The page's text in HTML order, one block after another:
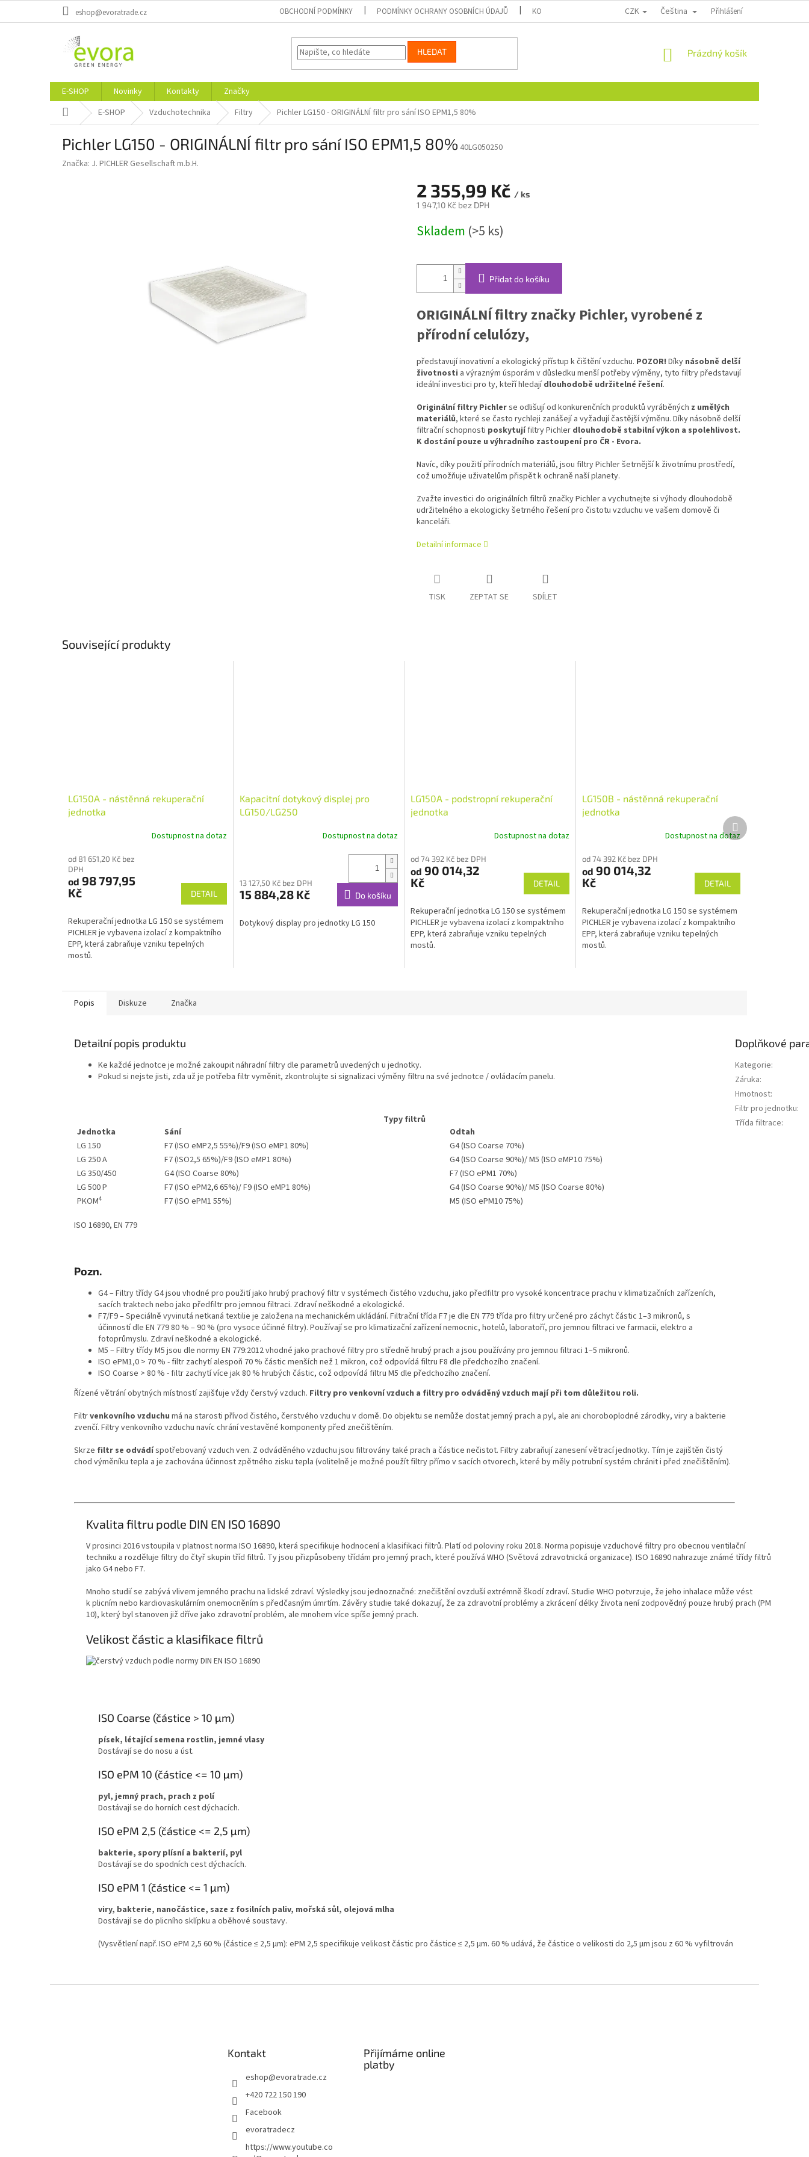
eshop@evoratrade.cz OBCHODNÍ PODMÍNKY PODMÍNKY OCHRANY OSOBNÍCH ÚDAJŮ KONTAKTY CZK Čeština Přihlášení
HLEDAT
NÁKUPNÍ
Prázdný košík
E-SHOP Novinky Kontakty
Značky
Domů E-SHOP Vzduchotechnika Filtry Pichler LG150 - ORIGINÁLNÍ filtr pro sání ISO EPM1,5 80%
Pichler LG150 - ORIGINÁLNÍ filtr pro sání ISO EPM1,5 80% 40LG050250
Značka: J. PICHLER Gesellschaft m.b.H.
2 355,99 Kč / ks
1 947,10 Kč bez DPH
cena:
Skladem (>5 ks)
Přidat do košíku
ORIGINÁLNÍ filtry značky Pichler, vyrobené z
přírodní celulózy,
představují inovativní a ekologický přístup k čištění vzduchu. POZOR! Díky násobně delší
životnosti a výrazným úsporám v důsledku menší potřeby výměny, tyto filtry představují
ideální investici pro ty, kteří hledajídlouhodobě udržitelné řešení.
Originální filtry Pichlerse odlišují od konkurenčních produktů vyráběných z umělých
materiálů, které se často rychleji zanášejí a vyžadují častější výměnu. Díky násobně delší
filtrační schopnosti poskytujífiltry Pichler dlouhodobě stabilní výkon a spolehlivost.
K dostání pouze u výhradního zastoupení pro ČR - Evora.
Navíc, díky použití přírodních materiálů, jsou filtry Pichler šetrnější k životnímu prostředí,
což umožňuje uživatelům přispět k ochraně naší planety.
Zvažte investici do originálních filtrů značky Pichler a vychutnejte si výhody dlouhodobě
udržitelného a ekologicky šetrného řešení pro čistotu vzduchu ve vašem domově či
kanceláři.
Detailní informace
TISK ZEPTAT SE SDÍLET
Související produkty
LG150A - nástěnná rekuperační
jednotka
Dostupnost na dotaz
od 81 651,20 Kč bez
DPH
od 98 797,95
Kč
DETAIL
Rekuperační jednotka LG 150 se systémem
PICHLER je vybavena izolací z kompaktního
EPP, která zabraňuje vzniku tepelných
mostů.
Kapacitní dotykový displej pro
LG150/LG250
Dostupnost na dotaz
13 127,50 Kč bez DPH
15 884,28 Kč Do košíku
Dotykový display pro jednotky LG 150
LG150A - podstropní rekuperační
jednotka
Dostupnost na dotaz
od 74 392 Kč bez DPH
od 90 014,32
Kč
DETAIL
Rekuperační jednotka LG 150 se systémem
PICHLER je vybavena izolací z kompaktního
EPP, která zabraňuje vzniku tepelných
mostů.
LG150B - nástěnná rekuperační
jednotka
Dostupnost na dotaz
od 74 392 Kč bez DPH
od 90 014,32
Kč
DETAIL
Rekuperační jednotka LG 150 se systémem
PICHLER je vybavena izolací z kompaktního
EPP, která zabraňuje vzniku tepelných
mostů.
Další
produkt
Popis Diskuze Značka
Detailní popis produktu
Ke každé jednotce je možné zakoupit náhradní filtry dle parametrů uvedených u jednotky.
Pokud si nejste jisti, zda už je potřeba filtr vyměnit, zkontrolujte si signalizaci výměny filtru na své jednotce / ovládacím panelu.
Typy filtrů
Jednotka
Sání
Odtah
LG 150
F7 (ISO eMP2,5 55%)/F9 (ISO eMP1 80%)
G4 (ISO Coarse 70%)
LG 250 A
F7 (ISO2,5 65%)/F9 (ISO eMP1 80%)
G4 (ISO Coarse 90%)/ M5 (ISO eMP10 75%)
LG 350/450
G4 (ISO Coarse 80%)
F7 (ISO ePM1 70%)
LG 500 P
F7 (ISO ePM2,6 65%)/ F9 (ISO eMP1 80%)
G4 (ISO Coarse 90%)/ M5 (ISO Coarse 80%)
PKOM4 F7(ISO ePM1 55%)
M5 (ISO ePM10 75%)
ISO 16890, EN 779
Pozn.
G4 – Filtry třídy G4 jsou vhodné pro použití jako hrubý prachový filtr v systémech čistého vzduchu, jako předfiltr pro vysoké koncentrace prachu v klimatizačních zařízeních,
sacích traktech nebo jako předfiltr pro jemnou filtraci. Zdraví neškodné a ekologické.
F7/F9 – Speciálně vyvinutá netkaná textilie je založena na mechanickém ukládání. Filtrační třída F7 je dle EN 779 třída pro filtry určené pro záchyt částic 1–3 mikronů, s
účinností dle EN 779 80 % – 90 % (pro vysoce účinné filtry). Používají se pro klimatizační zařízení nemocnic, hotelů, laboratoří, pro jemnou filtraci ve farmacii, elektro a
fotoprůmyslu. Zdraví neškodné a ekologické.
M5 – Filtry třídy M5 jsou dle normy EN 779:2012 vhodné jako prachové filtry pro středně hrubý prach a jsou používány pro jemnou filtraci 1–5 mikronů.
ISO ePM1,0 > 70 % - filtr zachytí alespoň 70 % částic menších než 1 mikron, což odpovídá filtru F8 dle předchozího značení.
ISO Coarse > 80 % - filtr zachytí více jak 80 % hrubých částic, což odpovídá filtru M5 dle předchozího značení.
Řízené větrání obytných místností zajišťuje vždy čerstvý vzduch. Filtry pro venkovní vzduch a filtry pro odváděný vzduch mají při tom důležitou roli.
Filtrvenkovního vzduchu má na starosti přívod čistého, čerstvého vzduchu v domě. Do objektu se nemůže dostat jemný prach a pyl, ale ani choroboplodné zárodky, viry a bakterie
zvenčí. Filtry venkovního vzduchu navíc chrání vestavěné komponenty před znečištěním.
Skrze filtr se odvádíspotřebovaný vzduch ven. Z odváděného vzduchu jsou filtrovány také prach a částice nečistot. Filtry zabraňují zanesení větrací jednotky. Tím je zajištěn čistý
chod výměníku tepla a je zachována účinnost zpětného zisku tepla (volitelně je možné použít filtry přímo v sacích otvorech, které by měly potrubní systém chránit i před znečištěním).
Kvalita filtru podle DIN EN ISO 16890
V prosinci 2016 vstoupila v platnost norma ISO 16890, která specifikuje hodnocení a klasifikaci filtrů. Platí od poloviny roku 2018. Norma popisuje vzduchové filtry pro obecnou ventilační
techniku a rozděluje filtry do čtyř skupin tříd filtrů. Ty jsou přizpůsobeny třídám pro jemný prach, které používá WHO (Světová zdravotnická organizace). ISO 16890 nahrazuje známé třídy filtrů
jako G4 nebo F7.
Mnoho studií se zabývá vlivem jemného prachu na lidské zdraví. Výsledky jsou jednoznačné: znečištění ovzduší extrémně škodí zdraví. Studie WHO potvrzuje, že jeho inhalace může vést
k plicním nebo kardiovaskulárním onemocněním s předčasným úmrtím. Závěry studie také dokazují, že za zdravotní problémy a zkrácení délky života není zodpovědný pouze hrubý prach (PM
10), který byl stanoven již dříve jako zdravotní problém, ale mnohem více spíše jemný prach.
Velikost částic a klasifikace filtrů
ISO Coarse (částice > 10 μm)
písek, létající semena rostlin, jemné vlasy
Dostávají se do nosu a úst.
ISO ePM 10 (částice <= 10 μm)
pyl, jemný prach, prach z polí
Dostávají se do horních cest dýchacích.
ISO ePM 2,5 (částice <= 2,5 μm)
bakterie, spory plísní a bakterií, pyl
Dostávají se do spodních cest dýchacích.
ISO ePM 1 (částice <= 1 μm)
viry, bakterie, nanočástice, saze z fosilních paliv, mořská sůl, olejová mlha
Dostávají se do plicního sklípku a oběhové soustavy.
(Vysvětlení např. ISO ePM 2,5 60 % (částice ≤ 2,5 μm): ePM 2,5 specifikuje velikost částic pro částice ≤ 2,5 μm. 60 % udává, že částice o velikosti do 2,5 μm jsou z 60 % vyfiltrován
Doplňkové
Kategorie:
Záruka:
Hmotnost:
Filtr pro jednotku:
Třída filtrace:
Kontakt
eshop@evoratrade.cz
+420 722 150 190
Facebook
evoratradecz
https://www.youtube.co
Přijímáme online
platby